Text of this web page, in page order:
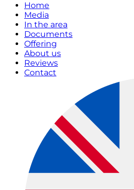
Home
Media
In the area
Documents
Offering
About us
Reviews
Contact